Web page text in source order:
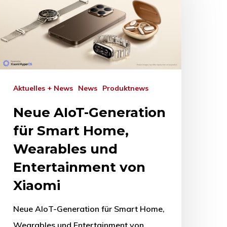
Aktuelles + News News Produktnews
Neue AIoT-Generation
für Smart Home,
Wearables und
Entertainment von
Xiaomi
Neue AIoT-Generation für Smart Home,
Wearables und Entertainment von